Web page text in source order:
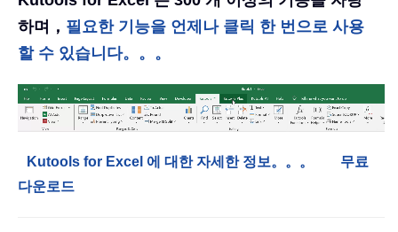
하며， 필요한 기능을 언제나 클릭 한 번으로 사용
할 수 있습니다。。。
Kutools for Excel 에 대한 자세한 정보。。。
무료
다운로드